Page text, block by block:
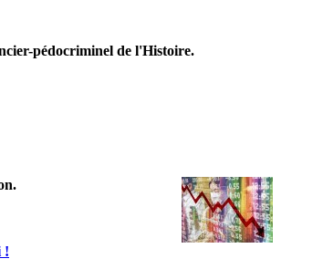
pédocriminel de l'Histoire.
!